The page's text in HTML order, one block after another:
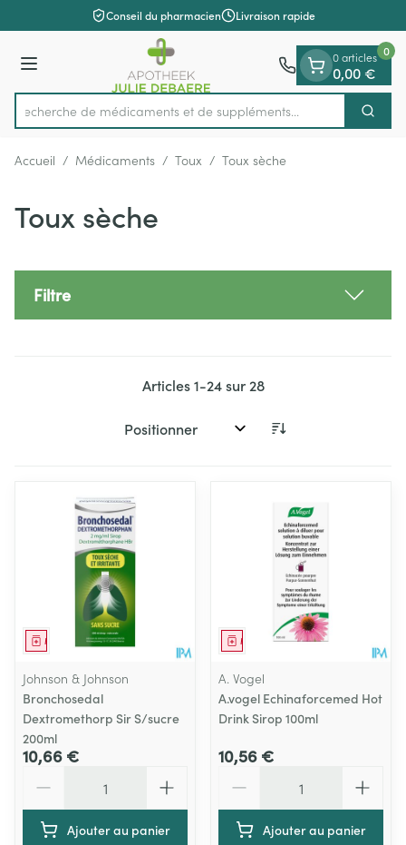
Aller au contenu
1 de 1Conseil du pharmacien Livraison rapide
Menu
Rechercher
Recherche de médicaments et de s
0 articles
0,00 €
0
Accueil / Médicaments / Toux / Toux sèche
Toux sèche
Filtre
Articles1-24sur 28
Trier par:
Médicament
Johnson & Johnson
Bronchosedal
Dextromethorp Sir S/sucre
200ml
10,66 €
Ajouter au panier
Médicament
A. Vogel
A.vogel Echinaforcemed Hot
Drink Sirop 100ml
10,56 €
Ajouter au panier